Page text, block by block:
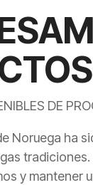
DE
Noruega ha
y mantener